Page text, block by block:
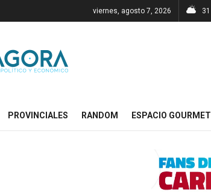
viernes, agosto 7, 2026 31
PROVINCIALES RANDOM ESPACIO GOURMET